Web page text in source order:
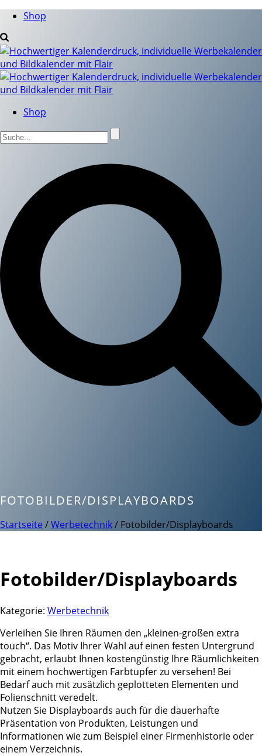
Shop
Shop
FOTOBILDER/DISPLAYBOARDS
Startseite /Werbetechnik/ Fotobilder/Displayboards
Fotobilder/Displayboards
Kategorie: Werbetechnik
Verleihen Sie Ihren Räumen den „kleinen-großen extra
touch“. Das Motiv Ihrer Wahl auf einen festen Untergrund
gebracht, erlaubt Ihnen kostengünstig Ihre Räumlichkeiten
mit einem hochwertigen Farbtupfer zu versehen! Bei
Bedarf auch mit zusätzlich geplotteten Elementen und
Folienschnitt veredelt.
Nutzen Sie Displayboards auch für die dauerhafte
Präsentation von Produkten, Leistungen und
Informationen wie zum Beispiel einer Firmenhistorie oder
einem Verzeichnis.